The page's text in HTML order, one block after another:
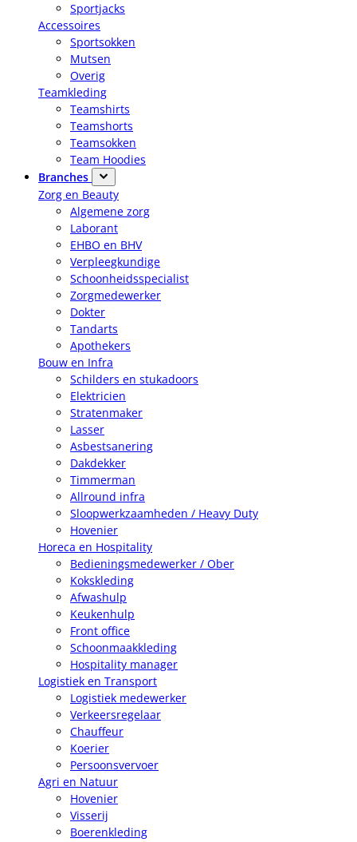
Sportjacks
Accessoires
Sportsokken
Mutsen
Overig
Teamkleding
Teamshirts
Teamshorts
Teamsokken
Team Hoodies
Branches
Zorg en Beauty
Algemene zorg
Laborant
EHBO en BHV
Verpleegkundige
Schoonheidsspecialist
Zorgmedewerker
Dokter
Tandarts
Apothekers
Bouw en Infra
Schilders en stukadoors
Elektricien
Stratenmaker
Lasser
Asbestsanering
Dakdekker
Timmerman
Allround infra
Sloopwerkzaamheden / Heavy Duty
Hovenier
Horeca en Hospitality
Bedieningsmedewerker / Ober
Kokskleding
Afwashulp
Keukenhulp
Front office
Schoonmaakkleding
Hospitality manager
Logistiek en Transport
Logistiek medewerker
Verkeersregelaar
Chauffeur
Koerier
Persoonsvervoer
Agri en Natuur
Hovenier
Visserij
Boerenkleding